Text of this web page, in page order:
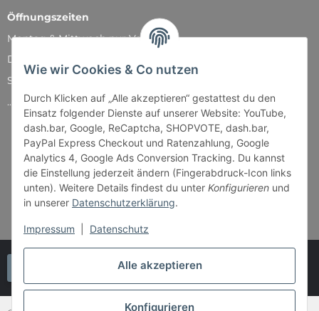
Alle akzeptieren
Konfigurieren
Wie wir Cookies & Co nutzen
Durch Klicken auf „Alle akzeptieren“ gestattest du den
Einsatz folgender Dienste auf unserer Website: YouTube,
dash.bar, Google, ReCaptcha, SHOPVOTE, dash.bar,
PayPal Express Checkout und Ratenzahlung, Google
Analytics 4, Google Ads Conversion Tracking. Du kannst
die Einstellung jederzeit ändern (Fingerabdruck-Icon links
unten). Weitere Details findest du unter Konfigurieren und
in unserer Datenschutzerklärung.
Impressum Datenschutz
Öffnungszeiten
Montag & Mittwoch nur Versand
Dienstag, Donnerstag und Freitag: 11:00 - 18:30 Uhr
Samstag: 11:00 - 14:00 Uhr
...und natürlich während unserer Events